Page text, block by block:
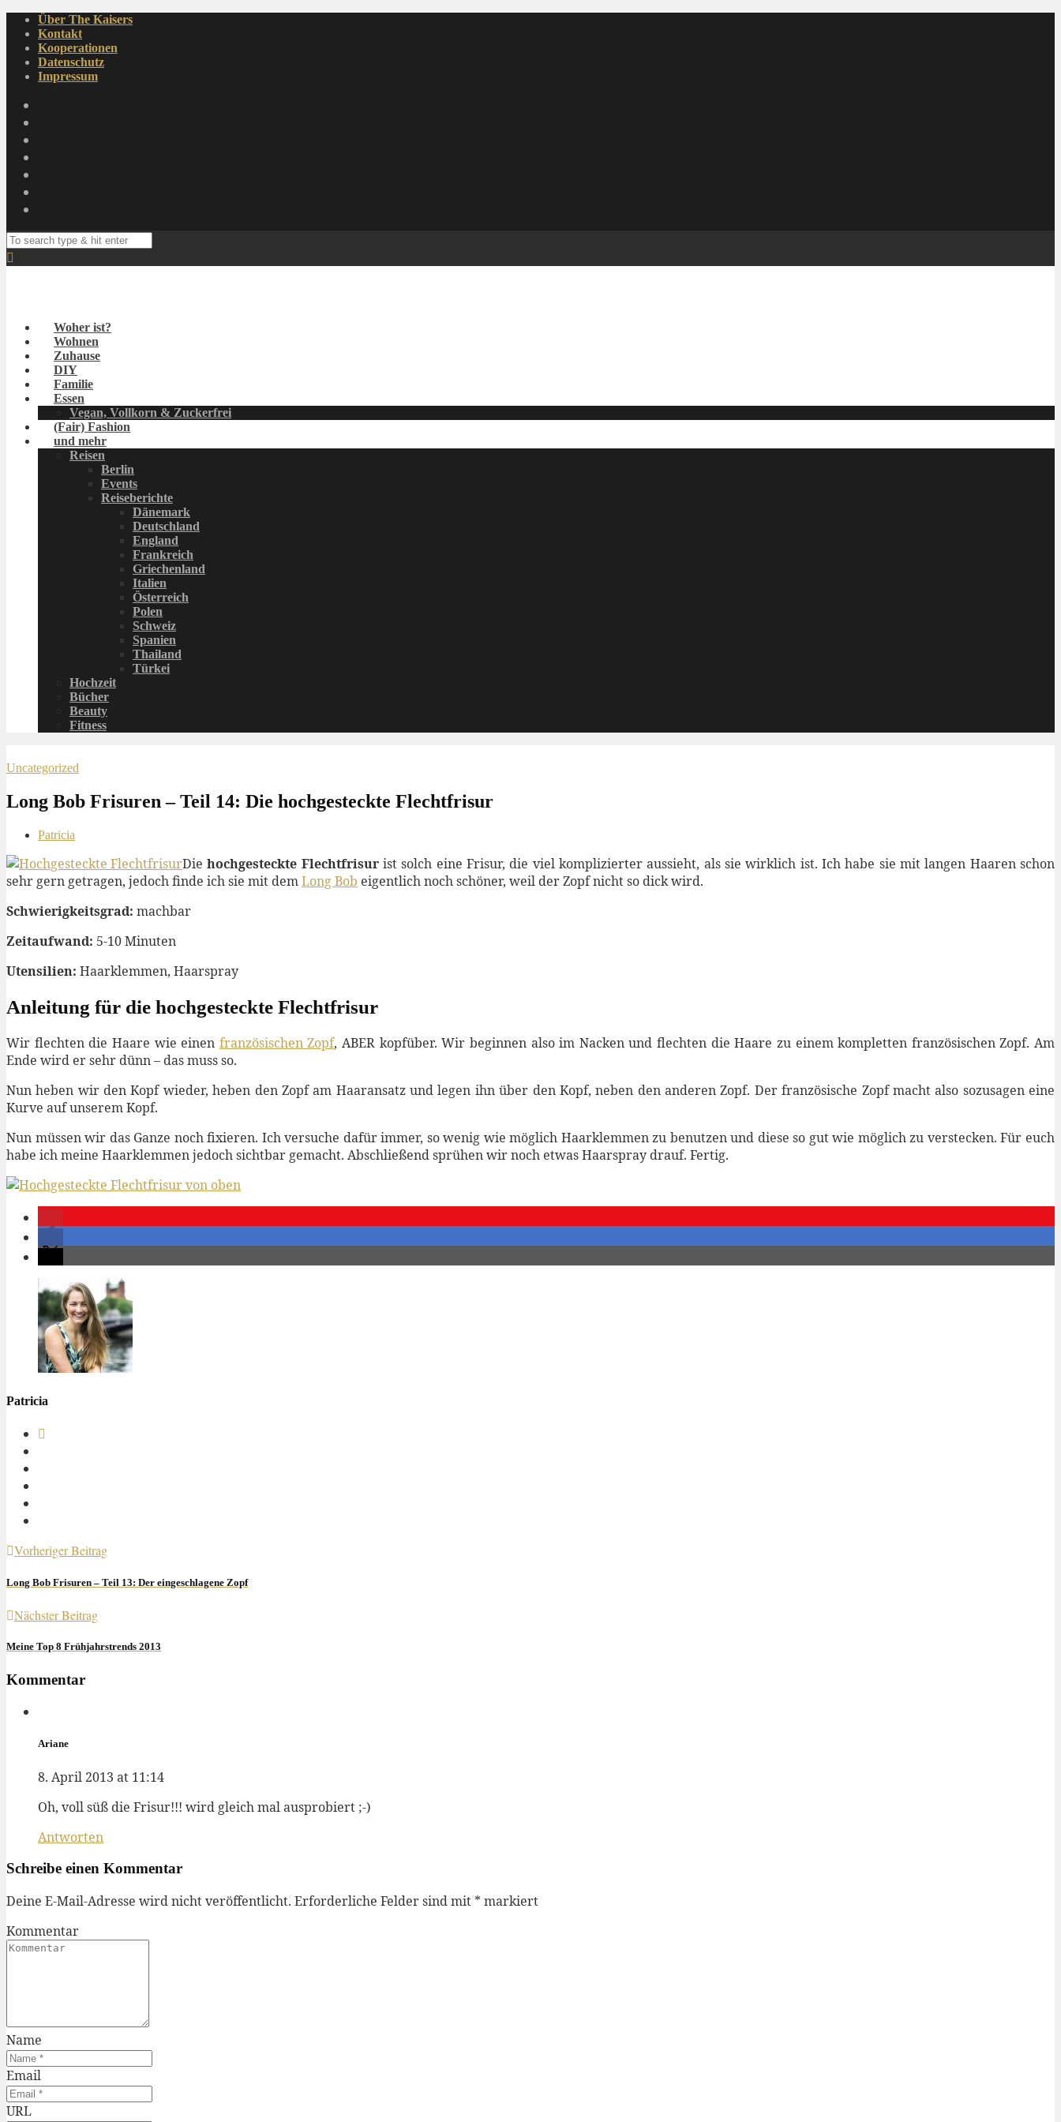
Über The Kaisers
Kontakt
Kooperationen
Datenschutz
Impressum
Woher ist?
Wohnen
Zuhause
DIY
Familie
Essen
Vegan, Vollkorn & Zuckerfrei
(Fair) Fashion
und mehr
Reisen
Berlin
Events
Reiseberichte
Dänemark
Deutschland
England
Frankreich
Griechenland
Italien
Österreich
Polen
Schweiz
Spanien
Thailand
Türkei
Hochzeit
Bücher
Beauty
Fitness
Uncategorized
Long Bob Frisuren – Teil 14: Die hochgesteckte Flechtfrisur
Patricia
Diehochgesteckte Flechtfrisurist solch eine Frisur, die viel komplizierter aussieht, als sie wirklich ist. Ich habe sie mit langen Haaren schon
sehr gern getragen, jedoch finde ich sie mit demLong Bob eigentlich noch schöner, weil der Zopf nicht so dick wird.
Schwierigkeitsgrad: machbar
Zeitaufwand: 5-10 Minuten
Utensilien: Haarklemmen, Haarspray
Anleitung für die hochgesteckte Flechtfrisur
Wir flechten die Haare wie einen französischen Zopf, ABER kopfüber. Wir beginnen also im Nacken und flechten die Haare zu einem kompletten französischen Zopf. Am
Ende wird er sehr dünn – das muss so.
Nun heben wir den Kopf wieder, heben den Zopf am Haaransatz und legen ihn über den Kopf, neben den anderen Zopf. Der französische Zopf macht also sozusagen eine
Kurve auf unserem Kopf.
Nun müssen wir das Ganze noch fixieren. Ich versuche dafür immer, so wenig wie möglich Haarklemmen zu benutzen und diese so gut wie möglich zu verstecken. Für euch
habe ich meine Haarklemmen jedoch sichtbar gemacht. Abschließend sprühen wir noch etwas Haarspray drauf. Fertig.
Patricia
Vorheriger Beitrag
Long Bob Frisuren – Teil 13: Der eingeschlagene Zopf
Nächster Beitrag
Meine Top 8 Frühjahrstrends 2013
Kommentar
Ariane
8. April 2013 at 11:14
Oh, voll süß die Frisur!!! wird gleich mal ausprobiert ;-)
Antworten
Schreibe einen Kommentar
Deine E-Mail-Adresse wird nicht veröffentlicht. Erforderliche Felder sind mit * markiert
Kommentar
Name
Email
URL